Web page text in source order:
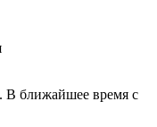
В ближайшее время с